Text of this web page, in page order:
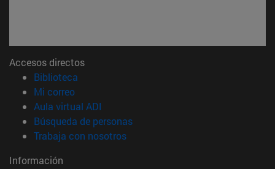
Accesos directos
Biblioteca
Mi correo(abre en nueva ventana)
Aula virtual ADI
Búsqueda de personas(abre en nueva ventana)
Trabaja con nosotros(abre en nueva ventana)
Información